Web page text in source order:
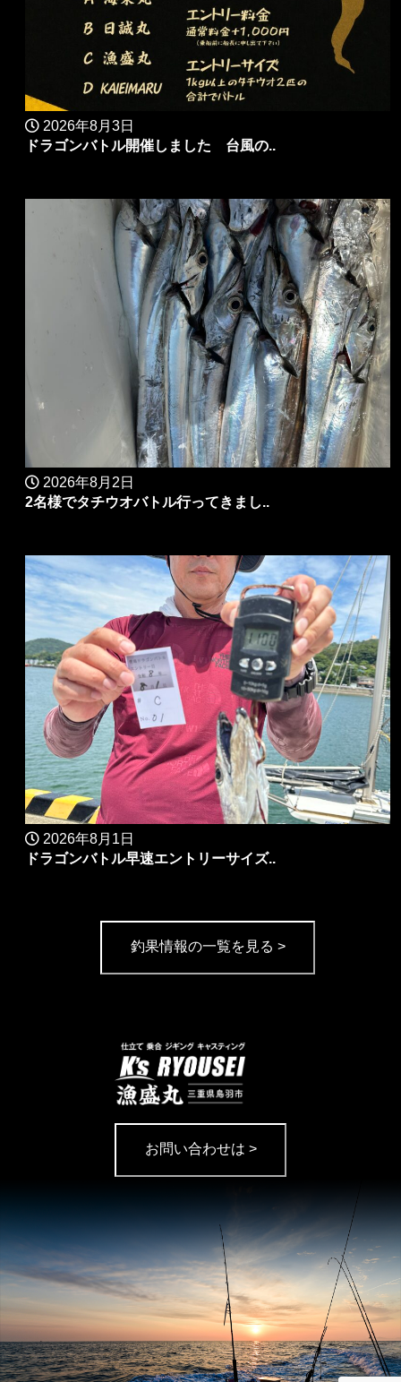
2026年8月3日
ドラゴンバトル開催しました 台風の..
2026年8月2日
2名様でタチウオバトル行ってきまし..
2026年8月1日
ドラゴンバトル早速エントリーサイズ..
釣果情報の一覧を見る >
お問い合わせは >